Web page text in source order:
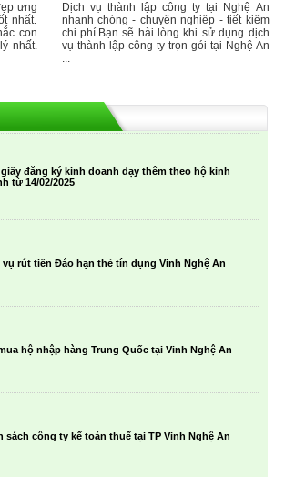
ưng
nhất.
con
nhất.
Dịch vụ thành lập công ty tại Nghệ An
nhanh chóng - chuyên nghiệp - tiết kiệm
chi phí.Bạn sẽ hài lòng khi sử dụng dịch
vụ thành lập công ty trọn gói tại Nghệ An
...
giấy đăng ký kinh doanh dạy thêm theo hộ kinh
từ 14/02/2025
vụ rút tiền Đáo hạn thẻ tín dụng Vinh Nghệ An
hộ nhập hàng Trung Quốc tại Vinh Nghệ An
sách công ty kế toán thuế tại TP Vinh Nghệ An